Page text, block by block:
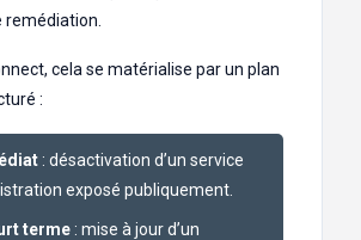
remédiation.
cela se matérialise par un plan
:
: désactivation d’un service
exposé publiquement.
terme: mise à jour d’un